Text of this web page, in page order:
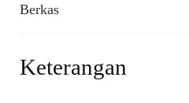
Berkas
Keterangan